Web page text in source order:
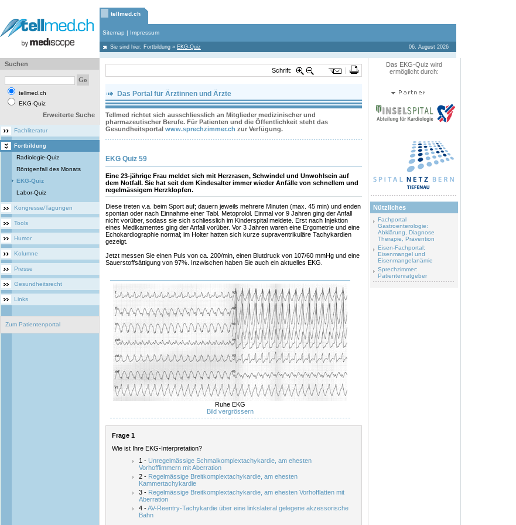
tellmed.ch
Sitemap | Impressum
Sie sind hier: Fortbildung » EKG-Quiz 06. August 2026
Suchen
tellmed.ch
EKG-Quiz
Erweiterte Suche
Fachliteratur
Fortbildung
Radiologie-Quiz
Röntgenfall des Monats
EKG-Quiz
Labor-Quiz
Kongresse/Tagungen
Tools
Humor
Kolumne
Presse
Gesundheitsrecht
Links
Zum Patientenportal
Schrift:
Das Portal für Ärztinnen und Ärzte
Tellmed richtet sich ausschliesslich an Mitglieder medizinischer und
pharmazeutischer Berufe. Für Patienten und die Öffentlichkeit steht das
Gesundheitsportal www.sprechzimmer.ch zur Verfügung.
EKG Quiz 59
Eine 23-jährige Frau meldet sich mit Herzrasen, Schwindel und Unwohlsein auf
dem Notfall. Sie hat seit dem Kindesalter immer wieder Anfälle von schnellem und
regelmässigem Herzklopfen.
Diese treten v.a. beim Sport auf; dauern jeweils mehrere Minuten (max. 45 min) und enden
spontan oder nach Einnahme einer Tabl. Metoprolol. Einmal vor 9 Jahren ging der Anfall
nicht vorüber, sodass sie sich schliesslich im Kinderspital meldete. Erst nach Injektion
eines Medikamentes ging der Anfall vorüber. Vor 3 Jahren waren eine Ergometrie und eine
Echokardiographie normal; im Holter hatten sich kurze supraventrikuläre Tachykardien
gezeigt.
Jetzt messen Sie einen Puls von ca. 200/min, einen Blutdruck von 107/60 mmHg und eine
Sauerstoffsättigung von 97%. Inzwischen haben Sie auch ein aktuelles EKG.
Ruhe EKG
Bild vergrössern
Frage 1
Wie ist Ihre EKG-Interpretation?
1 - Unregelmässige Schmalkomplextachykardie, am ehesten
Vorhofflimmern mit Aberration
2 - Regelmässige Breitkomplextachykardie, am ehesten
Kammertachykardie
3 - Regelmässige Breitkomplextachykardie, am ehesten Vorhofflatten mit
Aberration
4 -AV-Reentry-Tachykardie über eine linkslateral gelegene akzessorische
Bahn
Das EKG-Quiz wird
ermöglicht durch:
Nützliches
Fachportal
Gastroenterologie:
Abklärung, Diagnose
Therapie, Prävention
Eisen-Fachportal:
Eisenmangel und
Eisenmangelanämie
Sprechzimmer:
Patientenratgeber